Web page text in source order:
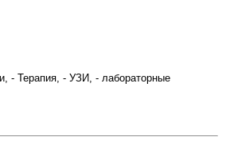
- Терапия, - УЗИ, - лабораторные